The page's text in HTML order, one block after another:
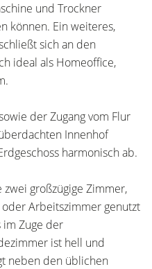
und Trockner
können. Ein weiteres,
sich an den
ideal als Homeoffice,
der Zugang vom Flur
Innenhof
harmonisch ab.
großzügige Zimmer,
Arbeitszimmer genutzt
im Zuge der
ist hell und
neben den üblichen